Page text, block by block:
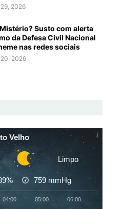
2026
Susto com alerta
da Defesa Civil Nacional
nas redes sociais
2026
Velho
Limpo
759 mmHg
04:00 05:00 06:00